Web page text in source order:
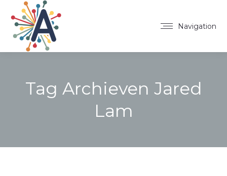
Navigation
Tag Archieven Jared
Lam